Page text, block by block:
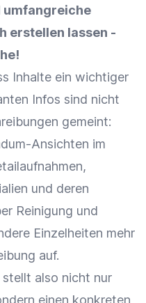
umfangreiche
erstellen lassen -
Inhalte ein wichtiger
Infos sind nicht
gemeint:
Ansichten im
und deren
Reinigung und
Einzelheiten mehr
auf.
also nicht nur